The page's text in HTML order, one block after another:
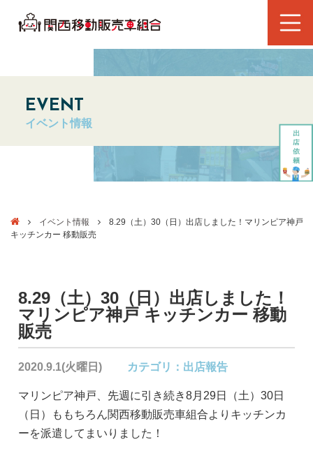
EVENT
イベント情報
イベント情報
8.29（土）30（日）出店しました！マリンピア神戸
キッチンカー 移動販売
8.29（土）30（日）出店しました！
マリンピア神戸 キッチンカー 移動
販売
2020.9.1(火曜日) カテゴリ： 出店報告
マリンピア神戸、先週に引き続き8月29日（土）30日
（日）ももちろん関西移動販売車組合よりキッチンカ
ーを派遣してまいりました！